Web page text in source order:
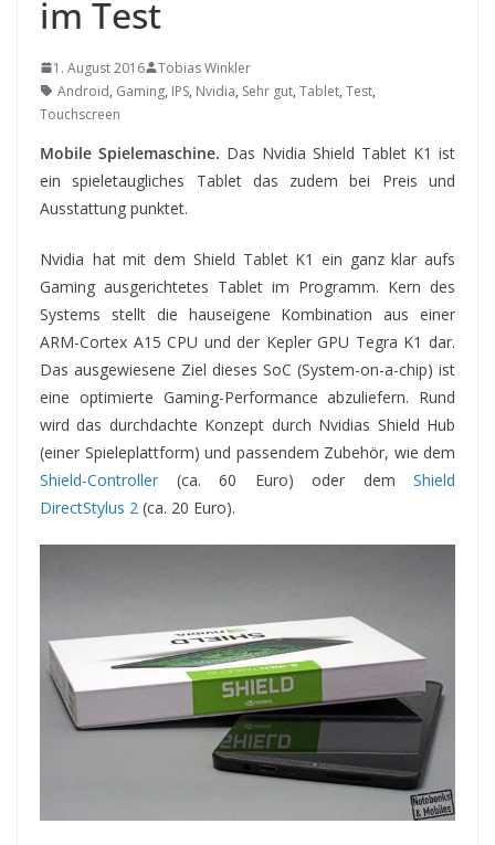
im Test
1. August 2016
Tobias Winkler
Android, Gaming, IPS, Nvidia, Sehr gut, Tablet, Test,
Touchscreen
Mobile Spielemaschine. Das Nvidia Shield Tablet K1 ist
ein spieletaugliches Tablet das zudem bei Preis und
Ausstattung punktet.
Nvidia hat mit dem Shield Tablet K1 ein ganz klar aufs
Gaming ausgerichtetes Tablet im Programm. Kern des
Systems stellt die hauseigene Kombination aus einer
ARM-Cortex A15 CPU und der Kepler GPU Tegra K1 dar.
Das ausgewiesene Ziel dieses SoC (System-on-a-chip) ist
eine optimierte Gaming-Performance abzuliefern. Rund
wird das durchdachte Konzept durch Nvidias Shield Hub
(einer Spieleplattform) und passendem Zubehör, wie dem
Shield-Controller (ca. 60 Euro) oder dem Shield
DirectStylus 2 (ca. 20 Euro).